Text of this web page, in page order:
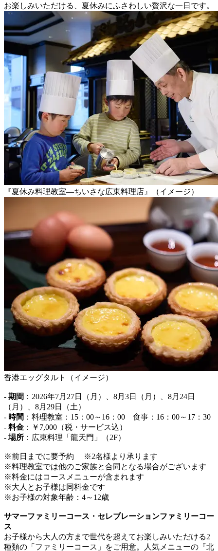
お楽しみいただける、夏休みにふさわしい贅沢な一日です。
『夏休み料理教室―ちいさな広東料理店』（イメージ）
香港エッグタルト（イメージ）
- 期間 ：2026年7月27日（月）、8月3日（月）、8月24日
（月）、8月29日（土）
- 時間 ：料理教室：15：00～16：00 食事：16：00～17：30
- 料金 ：￥7,000（税・サービス込）
- 場所 ：広東料理「龍天門」（2F）
※前日までに要予約 ※2名様より承ります
※料理教室では他のご家族と合同となる場合がございます
※料金にはコースメニューが含まれます
※大人とお子様は同料金です
※お子様の対象年齢：4～12歳
サマーファミリーコース・セレブレーションファミリーコー
ス
お子様から大人の方まで世代を超えてお楽しみいただける2
種類の「ファミリーコース」をご用意。人気メニューの『北